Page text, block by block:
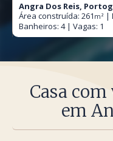
Angra Dos Reis,
Área construída: 261 m² |
Banheiros: 4 | Vagas: 1
Casa
em